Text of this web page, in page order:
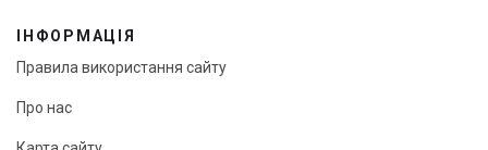
ІНФОРМАЦІЯ
Правила використання сайту
Про нас